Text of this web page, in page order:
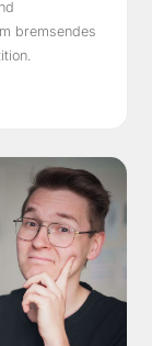
bremsendes